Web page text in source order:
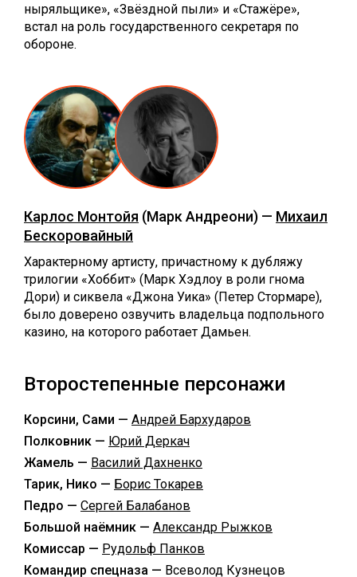
ныряльщике», «Звёздной пыли» и «Стажёре»,
встал на роль государственного секретаря по
обороне.
Карлос Монтойя (Марк Андреони) — Михаил
Бескоровайный
Характерному артисту, причастному к дубляжу
трилогии «Хоббит» (Марк Хэдлоу в роли гнома
Дори) и сиквела «Джона Уика» (Петер Стормаре),
было доверено озвучить владельца подпольного
казино, на которого работает Дамьен.
Второстепенные персонажи
Корсини, Сами — Андрей Бархударов
Полковник — Юрий Деркач
Жамель — Василий Дахненко
Тарик, Нико — Борис Токарев
Педро — Сергей Балабанов
Большой наёмник — Александр Рыжков
Комиссар — Рудольф Панков
Командир спецназа — Всеволод Кузнецов